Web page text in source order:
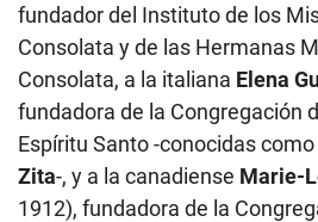
fundador del Instituto de los
Consolata y de las Hermanas
Consolata, a la italiana Elena
fundadora de la Congregación
Espíritu Santo -conocidas como
Zita-, y a la canadiense Marie-
1912), fundadora de la